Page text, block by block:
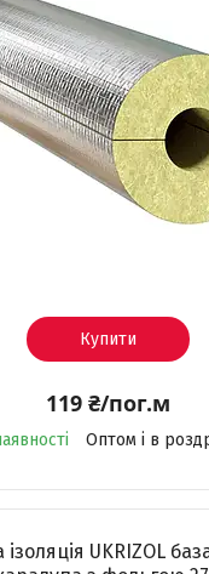
Купити
119 ₴/пог.м
Оптом і в
ізоляція UKRIZOL